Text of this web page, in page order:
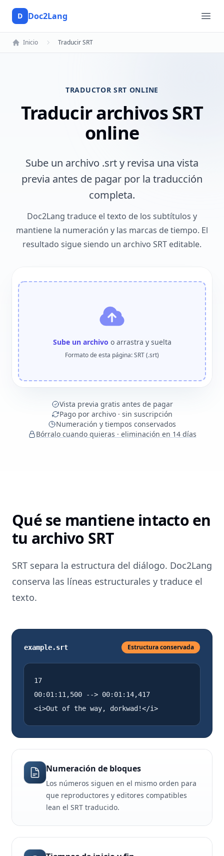
D Doc2Lang
Doc2Lang
Inicio Traducir SRT
TRADUCTOR SRT ONLINE
Traducir archivos SRT
online
Sube un archivo .srt y revisa una vista
previa antes de pagar por la traducción
completa.
Doc2Lang traduce el texto de los subtítulos y
mantiene la numeración y las marcas de tiempo. El
resultado sigue siendo un archivo SRT editable.
Sube un archivo o arrastra y suelta
Formato de esta página: SRT (.srt)
Vista previa gratis antes de pagar
Pago por archivo · sin suscripción
Numeración y tiempos conservados
Bórralo cuando quieras · eliminación en 14 días
Qué se mantiene intacto en
tu archivo SRT
SRT separa la estructura del diálogo. Doc2Lang
conserva las líneas estructurales y traduce el
texto.
example.srt Estructura conservada
17
00:01:11,500 --> 00:01:14,417
<i>Out of the way, dorkwad!</i>
Numeración de bloques
Los números siguen en el mismo orden para
que reproductores y editores compatibles
lean el SRT traducido.